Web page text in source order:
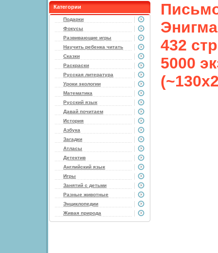
Категории
Подарки
Фокусы
Развивающие игры
Научить ребенка читать
Сказки
Раскраски
Русская литература
Уроки экологии
Математика
Русский язык
Давай почитаем
История
Азбука
Загадки
Атласы
Детектив
Английский язык
Игры
Занятий с детьми
Разные животные
Энциклопедии
Живая природа
432
5000